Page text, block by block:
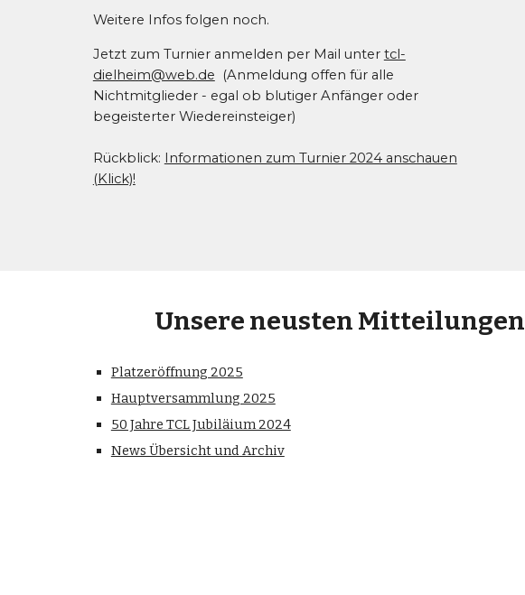
Weitere Infos folgen noch.
Jetzt zum Turnier anmelden per Mail unter tcl-
dielheim@web.de (Anmeldung offen für alle
Nichtmitglieder - egal ob blutiger Anfänger oder
begeisterter Wiedereinsteiger)
Rückblick: Informationen zum Turnier 2024 anschauen
(Klick)!
Unsere neusten Mitteilungen
Platzeröffnung 2025
Hauptversammlung 2025
50 Jahre TCL Jubiläium 2024
News Übersicht und Archiv